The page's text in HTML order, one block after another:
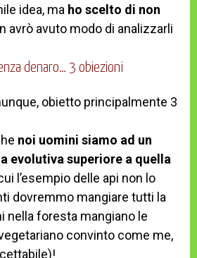
idea, ma ho scelto di non
avrò avuto modo di analizzarli
denaro… 3 obiezioni
obietto principalmente 3
noi uomini siamo ad un
evolutiva superiore a quella
l’esempio delle api non lo
dovremmo mangiare tutti la
nella foresta mangiano le
convinto come me,